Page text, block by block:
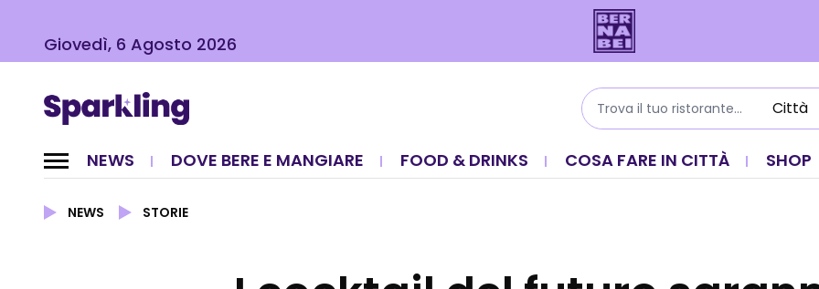
Giovedì, 6 Agosto 2026
NEWS DOVE BERE E MANGIARE FOOD & DRINKS COSA FARE IN CITTÀ SHOP
NEWS STORIE